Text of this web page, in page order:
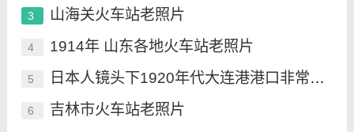
3 山海关火车站老照片
4 1914年 山东各地火车站老照片
5 日本人镜头下1920年代大连港港口非常繁华
6 吉林市火车站老照片